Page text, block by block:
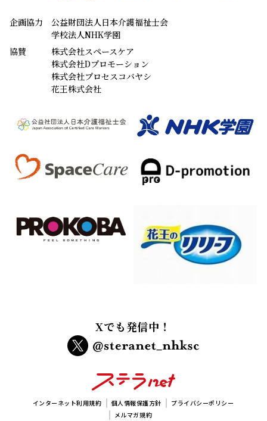
企画協力
公益財団法人日本介護福祉士会
学校法人NHK学園
協賛
株式会社スペースケア
株式会社Dプロモーション
株式会社プロセスコバヤシ
花王株式会社
Xでも発信中！
インターネット利用規約 個人情報保護方針
プライバシーポリシー
メルマガ規約